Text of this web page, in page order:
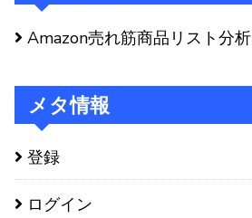
Amazon売れ筋商品リスト分析
メタ情報
登録
ログイン